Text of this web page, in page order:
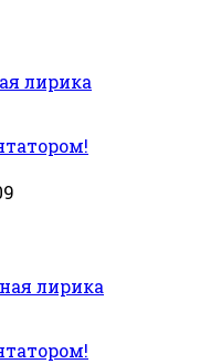
лирика
лирика